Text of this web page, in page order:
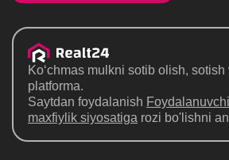
Ko‘chmas mulkni sotib olish, sotish
platforma.
Saytdan foydalanish
maxfiylik siyosatiga rozi bo'lishni